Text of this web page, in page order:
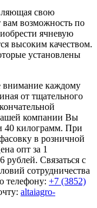
свою
вам возможность по
ячневую
высоким качеством.
установлены
каждому
от тщательного
компании Вы
40 килограмм. При
в розничной
опт за 1
рублей. Связаться с
сотрудничества
телефону: +7 (3852)
altaiagro-